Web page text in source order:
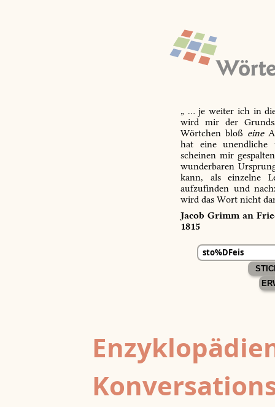
„ … je weiter ich in
wird mir der
Wörtchen bloß eine
hat eine unendliche
scheinen mir
wunderbaren
kann, als einzelne
aufzufinden und
wird das Wort nicht
Jacob Grimm an
1815